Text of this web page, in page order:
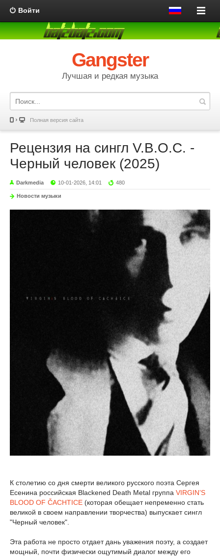
Войти
Gangster
Лучшая и редкая музыка
Полная версия сайта
Рецензия на сингл V.B.O.C. -
Черный человек (2025)
Darkmedia 10-01-2026, 14:01 480
Новости музыки
К столетию со дня смерти великого русского поэта Сергея
Есенина российская Blackened Death Metal группа VIRGIN’S
BLOOD OF ČACHTICE (которая обещает непременно стать
великой в своем направлении творчества) выпускает сингл
"Черный человек".
Эта работа не просто отдает дань уважения поэту, а создает
мощный, почти физически ощутимый диалог между его